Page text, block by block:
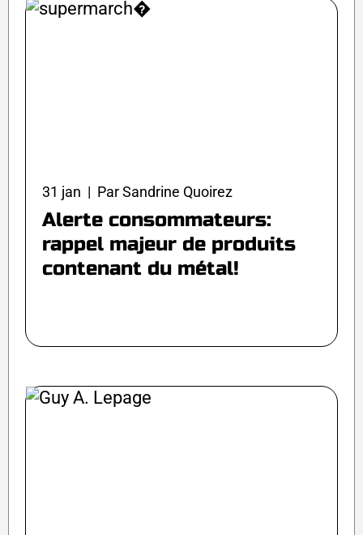
31 jan | Par Sandrine Quoirez
Alerte consommateurs:
rappel majeur de produits
contenant du métal!